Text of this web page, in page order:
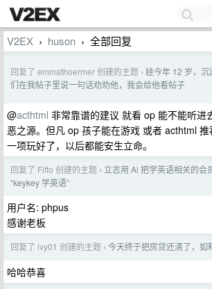
V2EX › huson › 全部回复
回复了 emmathoermer 创建的主题 › 娃今年 12 岁，
们在我帖子里说一句话劝劝他，我会给他看帖子
@acthtml 非常靠谱的建议 就看 op 能不能听进
恶之源。但凡 op 孩子能在游戏 或者 acthtml
一项玩好了，以后都能安生立命。
回复了 Fifto 创建的主题 › 立志用 Ai 把学英语相关的会
“keykey 学英语”
用户名: phpus
感谢老板
回复了 ivy01 创建的主题 › 今天终于把房贷还清了，如
哈哈恭喜